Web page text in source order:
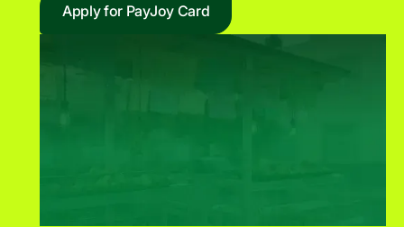
Apply for PayJoy Card